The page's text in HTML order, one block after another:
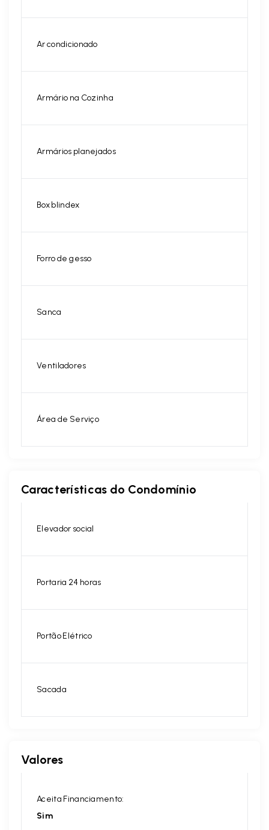
Ar condicionado
Armário na Cozinha
Armários planejados
Box blindex
Forro de gesso
Sanca
Ventiladores
Área de Serviço
Características do Condomínio
Elevador social
Portaria 24 horas
Portão Elétrico
Sacada
Valores
Aceita Financiamento:
Sim